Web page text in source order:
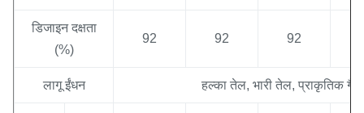
डिजाइन दक्षता
(%)
92 92 92
लागू ईंधन हल्का तेल, भारी तेल, प्राकृतिक